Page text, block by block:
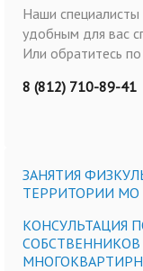
Наши специалисты
удобным для вас
Или обратитесь
8 (812) 710-89-41
ЗАНЯТИЯ
ТЕРРИТОРИИ
КОНСУЛЬТАЦИЯ